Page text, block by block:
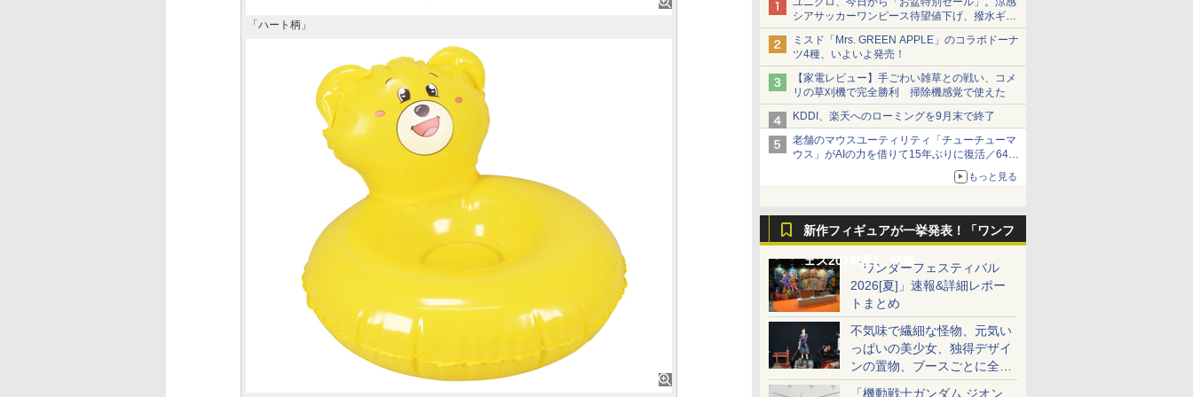
シアサッカーワンピース待望値下げ、撥水ギア
ショーツは1990円に
ミスド「Mrs. GREEN APPLE」のコラボドーナ
ツ4種、いよいよ発売！
【家電レビュー】手ごわい雑草との戦い、コメ
リの草刈機で完全勝利 掃除機感覚で使えた
KDDI、楽天へのローミングを9月末で終了
老舗のマウスユーティリティ「チューチューマ
ウス」がAIの力を借りて15年ぶりに復活／64bit
化、Windows 10/11、「Chrome」も走り回
る。復活記念で2026年末まで500円
もっと見る
新作フィギュアが一挙発表！「ワンフ
ェス2026[夏]」特集「ワンダーフェスティバル
2026[夏]」速報&詳細レポー
トまとめ
不気味で繊細な怪物、元気い
っぱいの美少女、独得デザイ
ンの置物、ブースごとに全く
異なる世界が広がる一般ディ
「機動戦士ガンダム ジオン
「ハート柄」